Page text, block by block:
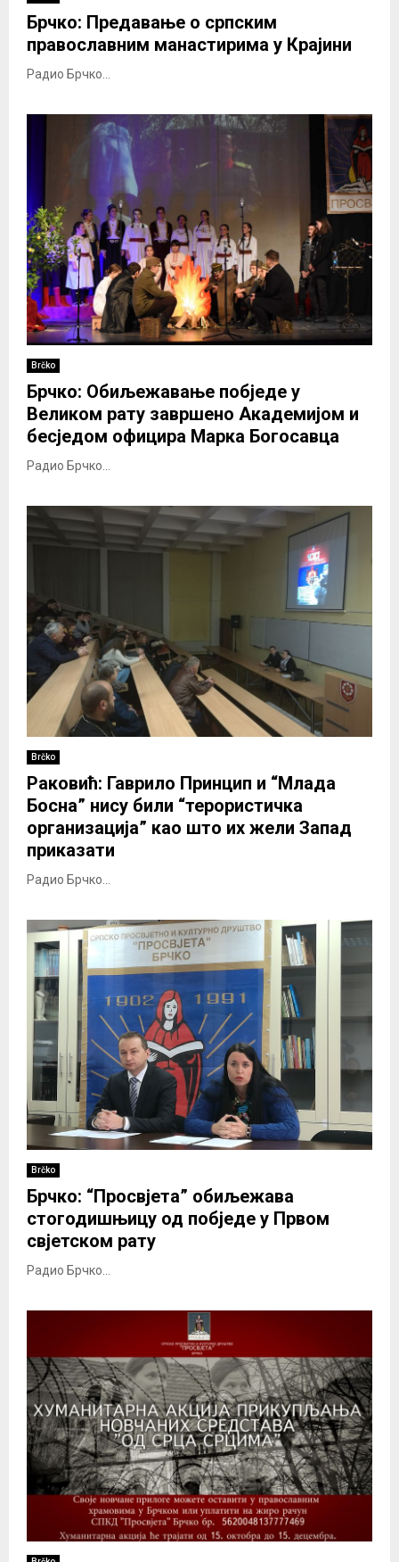
Брчко: Предавање о српским
православним манастирима у Крајини
Радио Брчко...
Brčko
Брчко: Обиљежавање побједе у
Великом рату завршено Академијом и
бесједом официра Марка Богосавца
Радио Брчко...
Brčko
Раковић: Гаврило Принцип и “Млада
Босна” нису били “терористичка
организација” као што их жели Запад
приказати
Радио Брчко...
Brčko
Брчко: “Просвјета” обиљежава
стогодишњицу од побједе у Првом
свјетском рату
Радио Брчко...